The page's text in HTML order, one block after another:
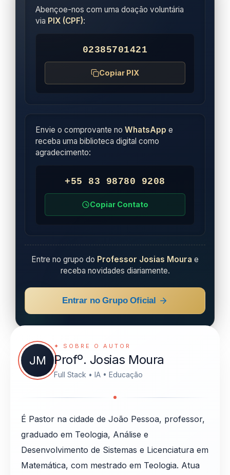
Abençoe-nos com uma doação voluntária
via PIX (CPF):
02385701421
Copiar PIX
Envie o comprovante noWhatsApp e
receba uma biblioteca digital como
agradecimento:
+55 83 98780 9208
Copiar Contato
Entre no grupo do Professor Josias Moura e
receba novidades diariamente.
Entrar no Grupo Oficial
JM
✦ SOBRE O AUTOR
Profº. Josias Moura
Full Stack • IA • Educação
É Pastor na cidade de João Pessoa, professor,
graduado em Teologia, Análise e
Desenvolvimento de Sistemas e Licenciatura em
Matemática, com mestrado em Teologia. Atua